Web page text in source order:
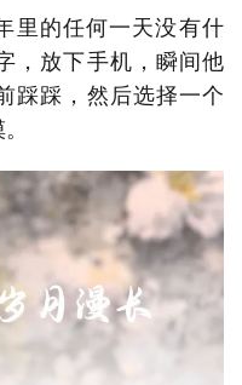
里的任何一天没有什
，放下手机，瞬间他
踩踩，然后选择一个